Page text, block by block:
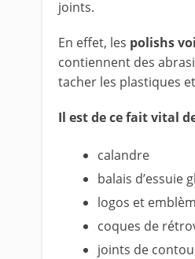
joints.
En effet, les polishs
contiennent des
tacher les plastiques
Il est de ce fait vital
calandre
balais d’essuie
logos et
coques de
joints de